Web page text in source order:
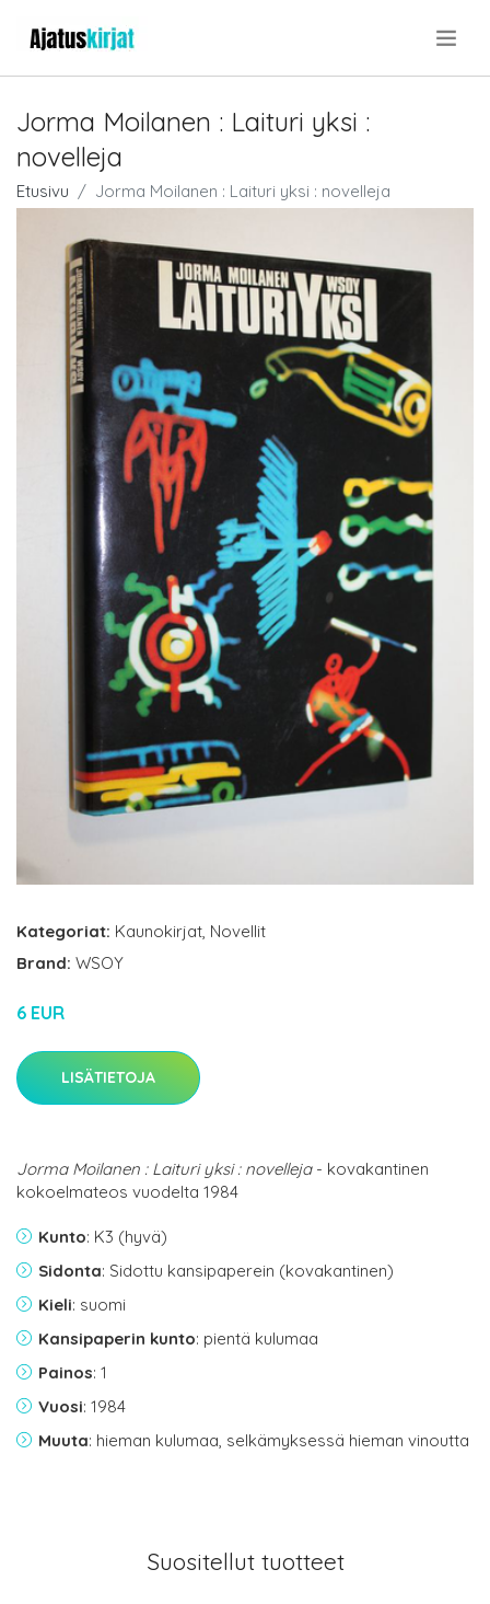
Jorma Moilanen : Laituri yksi :
novelleja
Etusivu Jorma Moilanen : Laituri yksi : novelleja
Kategoriat: Kaunokirjat, Novellit
Brand: WSOY
6 EUR
LISÄTIETOJA
Jorma Moilanen : Laituri yksi : novelleja- kovakantinen
kokoelmateos vuodelta 1984
Kunto: K3 (hyvä)
Sidonta: Sidottu kansipaperein (kovakantinen)
Kieli: suomi
Kansipaperin kunto: pientä kulumaa
Painos: 1
Vuosi: 1984
Muuta: hieman kulumaa, selkämyksessä hieman vinoutta
Suositellut tuotteet